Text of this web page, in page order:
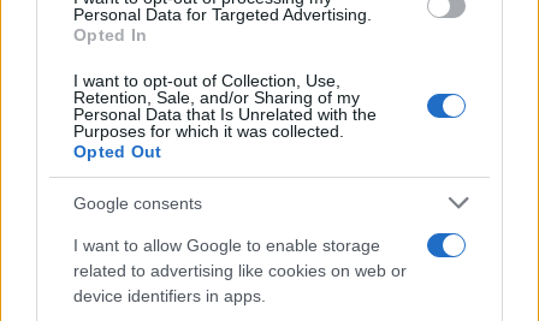
Personal Data for Targeted Advertising.
Opted In
I want to opt-out of Collection, Use,
Retention, Sale, and/or Sharing of my
Personal Data that Is Unrelated with the
Purposes for which it was collected.
Opted Out
Google consents
I want to allow Google to enable storage
related to advertising like cookies on web or
device identifiers in apps.
Forse il migliore sunto è quello fornito da
Levine , un’analista diBloomberg
tokendi nomeFTTche aveva un certo valore
sul mercato.Alameda Research, la
trading firmanch’essa posseduta da Banlman-
Fied, ha acquisito molti
e li ha usati come
collateralper ottenere prestiti daFTX
Utilizzando – aggiungiamo noi – soldi veri, quelli